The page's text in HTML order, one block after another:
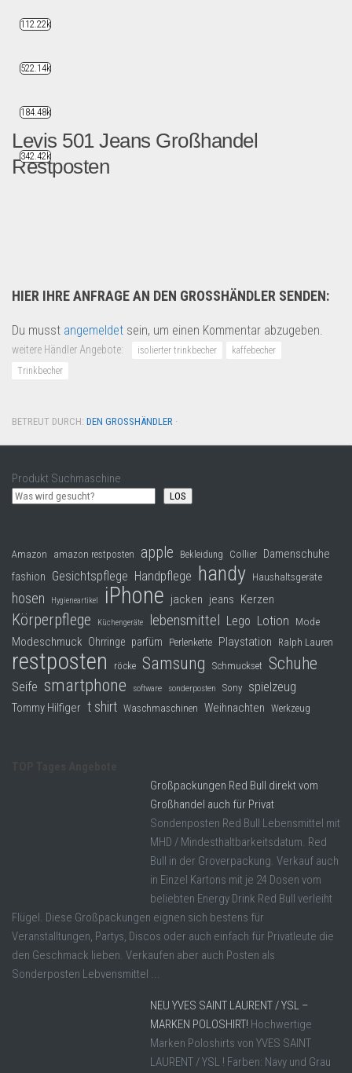
Levis 501 Jeans Großhandel
Restposten
HIER IHRE ANFRAGE AN DEN GROSSHÄNDLER SENDEN:
Du musst angemeldet sein, um einen Kommentar abzugeben.
weitere Händler Angebote: isolierter trinkbecher
kaffebecher
Trinkbecher
BETREUT DURCH: DEN GROSSHÄNDLER ·
Produkt Suchmaschine
LOS
Amazon amazon restposten apple Bekleidung Collier Damenschuhe
fashion Gesichtspflege Handpflege handy Haushaltsgeräte
hosen Hygieneartikel iPhone jacken jeans Kerzen
Körperpflege Küchengeräte lebensmittel Lego Lotion Mode
Modeschmuck Ohrringe parfüm Perlenkette Playstation Ralph Lauren
restposten röcke Samsung Schmuckset Schuhe
Seife smartphone software sonderposten Sony spielzeug
Tommy Hilfiger t shirt Waschmaschinen Weihnachten Werkzeug
Großpackungen Red Bull direkt vom
Großhandel auch für Privat
Sondenposten Red Bull Lebensmittel mit
MHD / Mindesthaltbarkeitsdatum. Red
Bull in der Groverpackung. Verkauf auch
in Einzel Kartons mit je 24 Dosen vom
beliebten Energy Drink Red Bull verleiht
Flügel. Diese Großpackungen eignen sich bestens für
Veranstalltungen, Partys, Discos oder auch einfach für Privatleute die
den Geschmack lieben. Verkaufen aber auch Posten als
Sonderposten Lebvensmittel ...
NEU YVES SAINT LAURENT / YSL –
MARKEN POLOSHIRT! Hochwertige
Marken Poloshirts von YVES SAINT
LAURENT / YSL ! Farben: Navy und Grau
112.22k
522.14k
184.48k
342.42k